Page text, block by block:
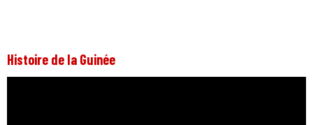
Histoire de la Guinée